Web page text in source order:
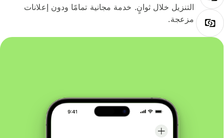
التنزيل خلال ثوانٍ. خدمة مجانية تمامًا ودون إعلانات
مزعجة.